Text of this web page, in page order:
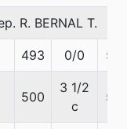
R. BERNAL T.
493 0/0 58
500
3 1/2
c
56